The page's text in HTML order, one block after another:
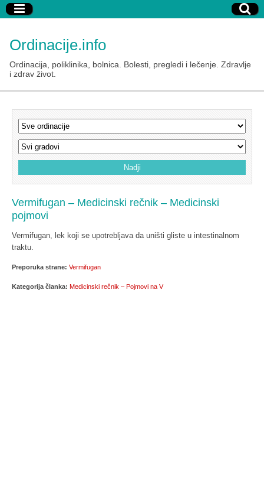
Ordinacije.info
Ordinacija, poliklinika, bolnica. Bolesti, pregledi i lečenje. Zdravlje
i zdrav život.
Vermifugan – Medicinski rečnik – Medicinski
pojmovi
Vermifugan, lek koji se upotrebljava da uništi gliste u intestinalnom
traktu.
Preporuka strane: Vermifugan
Kategorija članka: Medicinski rečnik – Pojmovi na V